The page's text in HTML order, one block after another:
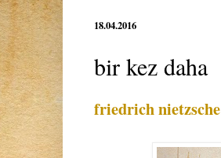
18.04.2016
bir kez daha
friedrich nietzsche